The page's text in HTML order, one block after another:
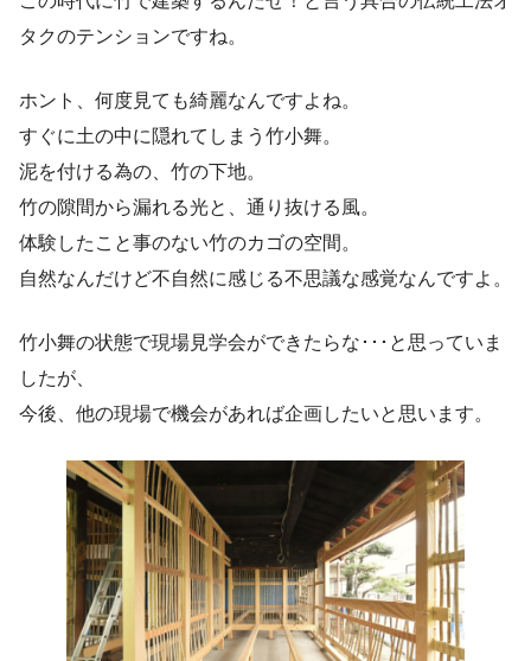
タクのテンションですね。
ホント、何度見ても綺麗なんですよね。
すぐに土の中に隠れてしまう竹小舞。
泥を付ける為の、竹の下地。
竹の隙間から漏れる光と、通り抜ける風。
体験したこと事のない竹のカゴの空間。
自然なんだけど不自然に感じる不思議な感覚なんですよ。
竹小舞の状態で現場見学会ができたらな･･･と思っていま
したが、
今後、他の現場で機会があれば企画したいと思います。